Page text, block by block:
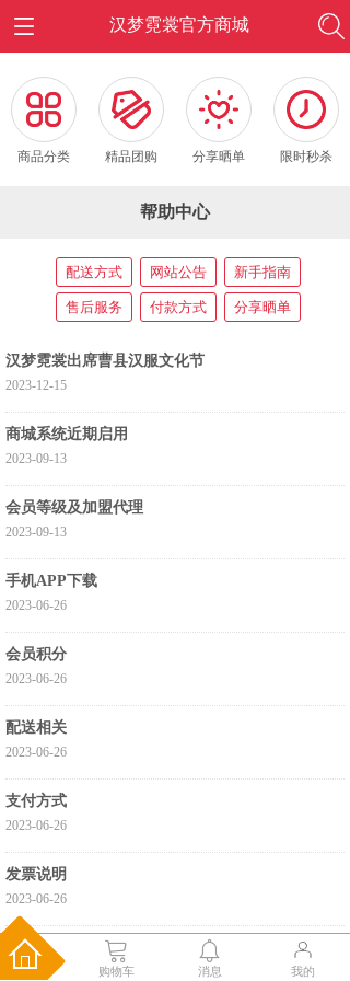
限时秒杀
精品团购 分享晒单
商品分类
按钮文本
按钮文本
按钮文本 按钮文本
帮助中心
配送方式 网站公告 新手指南
售后服务 付款方式 分享晒单
汉梦霓裳出席曹县汉服文化节
2023-12-15
商城系统近期启用
2023-09-13
会员等级及加盟代理
2023-09-13
手机APP下载
2023-06-26
会员积分
2023-06-26
配送相关
2023-06-26
支付方式
2023-06-26
发票说明
2023-06-26
充值说明
2023-06-26
汉梦霓裳官方商城
购物车 消息 我的